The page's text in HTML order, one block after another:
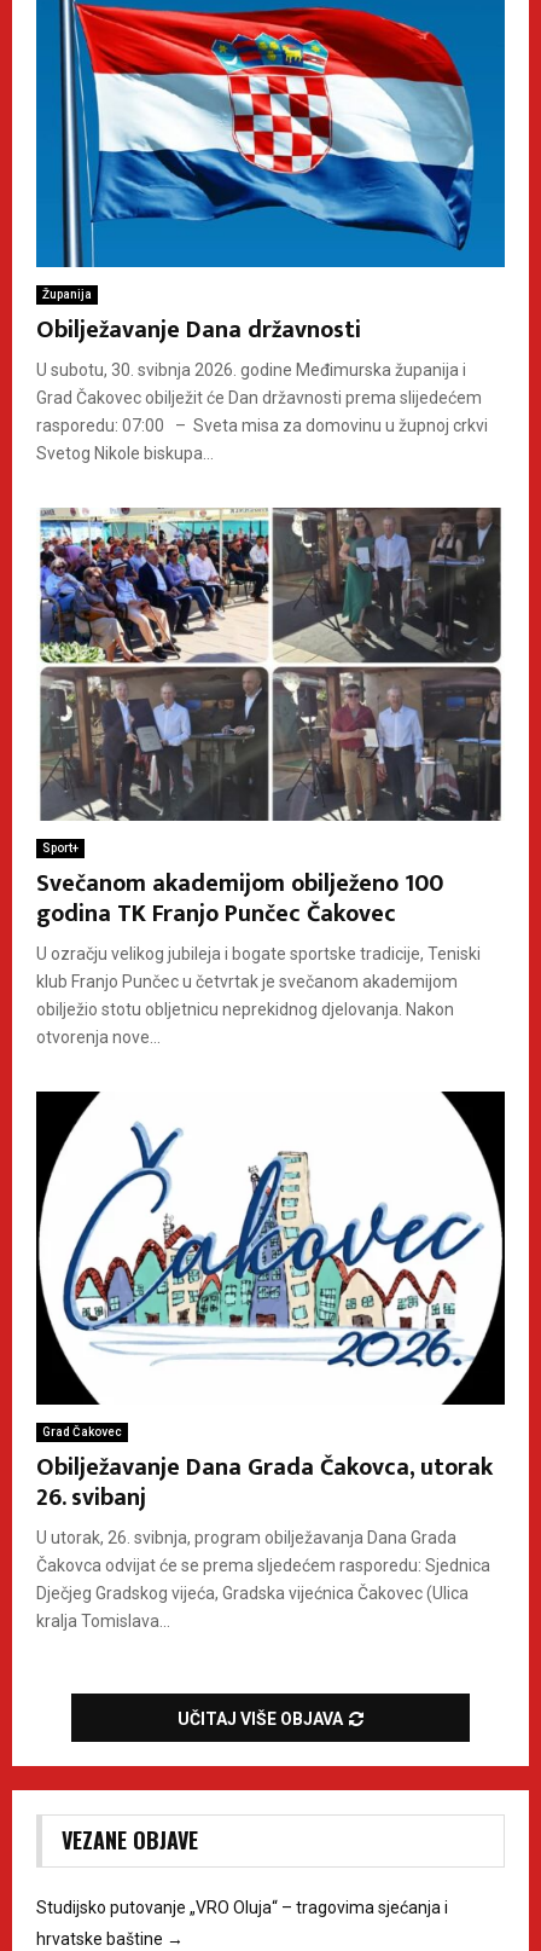
Županija
Obilježavanje Dana državnosti
U subotu, 30. svibnja 2026. godine Međimurska županija i
Grad Čakovec obilježit će Dan državnosti prema slijedećem
rasporedu: 07:00 – Sveta misa za domovinu u župnoj crkvi
Svetog Nikole biskupa...
Sport+
Svečanom akademijom obilježeno 100
godina TK Franjo Punčec Čakovec
U ozračju velikog jubileja i bogate sportske tradicije, Teniski
klub Franjo Punčec u četvrtak je svečanom akademijom
obilježio stotu obljetnicu neprekidnog djelovanja. Nakon
otvorenja nove...
Grad Čakovec
Obilježavanje Dana Grada Čakovca, utorak
26. svibanj
U utorak, 26. svibnja, program obilježavanja Dana Grada
Čakovca odvijat će se prema sljedećem rasporedu: Sjednica
Dječjeg Gradskog vijeća, Gradska vijećnica Čakovec (Ulica
kralja Tomislava...
UČITAJ VIŠE OBJAVA
VEZANE OBJAVE
Studijsko putovanje „VRO Oluja“ – tragovima sjećanja i
hrvatske baštine →